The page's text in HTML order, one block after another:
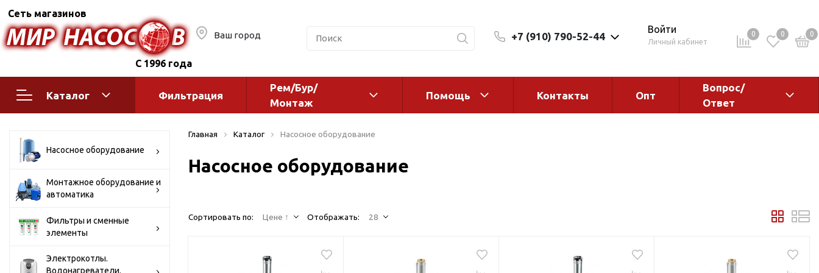
Сеть магазинов
С 1996 года
Ваш город +7 (910) 790-52-44
Войти
Личный кабинет
0 0 0
Каталог
Поверхностные насосы
Бытовые
Горизонтальные
многоступенчатые
многоступенчатые
моноблочные
Полив
водоснабжения
Оголовки и адаптеры
Магистральные фильтры
Фильтрация
Рем/Бур/
Монтаж
Помощь Контакты Опт
Вопрос/
Ответ
Насосное оборудование
Монтажное оборудование и
автоматика
Фильтры и сменные
элементы
Электрокотлы.
Водонагреватели.
Главная Каталог Насосное оборудование
Насосное оборудование
Сортировать по: Цене ↑ Отображать: 28